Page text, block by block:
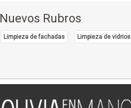
Nuevos Rubros
Limpieza de fachadas Limpieza de vidrios